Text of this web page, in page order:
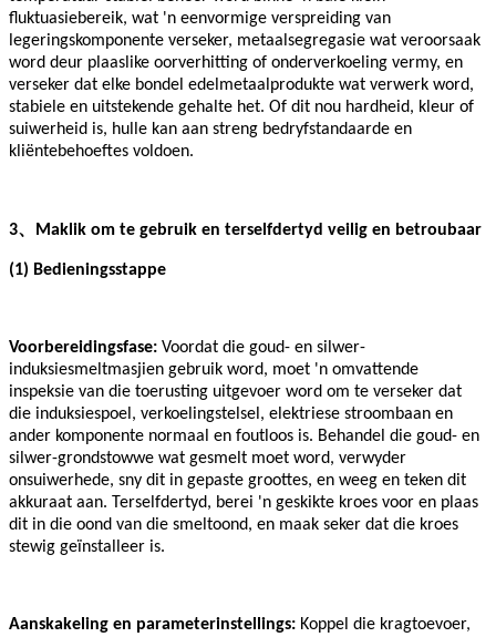
fluktuasiebereik, wat 'n eenvormige verspreiding van
legeringskomponente verseker, metaalsegregasie wat veroorsaak
word deur plaaslike oorverhitting of onderverkoeling vermy, en
verseker dat elke bondel edelmetaalprodukte wat verwerk word,
stabiele en uitstekende gehalte het. Of dit nou hardheid, kleur of
suiwerheid is, hulle kan aan streng bedryfstandaarde en
kliëntebehoeftes voldoen.
3、 Maklik om te gebruik en terselfdertyd veilig en betroubaar
(1) Bedieningsstappe
Voorbereidingsfase: Voordat die goud- en silwer-
induksiesmeltmasjien gebruik word, moet 'n omvattende
inspeksie van die toerusting uitgevoer word om te verseker dat
die induksiespoel, verkoelingstelsel, elektriese stroombaan en
ander komponente normaal en foutloos is. Behandel die goud- en
silwer-grondstowwe wat gesmelt moet word, verwyder
onsuiwerhede, sny dit in gepaste groottes, en weeg en teken dit
akkuraat aan. Terselfdertyd, berei 'n geskikte kroes voor en plaas
dit in die oond van die smeltoond, en maak seker dat die kroes
stewig geïnstalleer is.
Aanskakeling en parameterinstellings: Koppel die kragtoevoer,